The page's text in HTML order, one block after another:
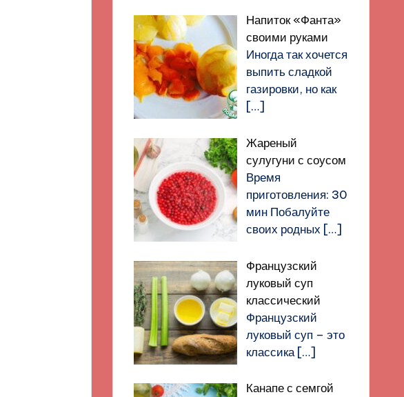
Напиток «Фанта»
своими руками
Иногда так хочется
выпить сладкой
газировки, но как
[…]
Жареный
сулугуни с соусом
Время
приготовления: 30
мин Побалуйте
своих родных […]
Французский
луковый суп
классический
Французский
луковый суп – это
классика[…]
Канапе с семгой